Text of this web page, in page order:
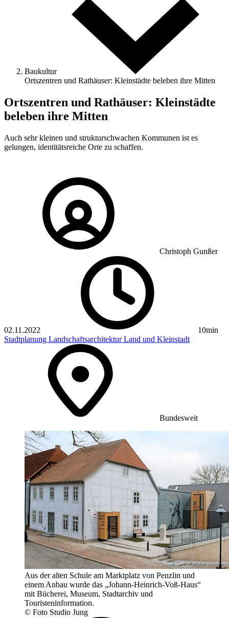
Baukultur
Ortszentren und Rathäuser: Kleinstädte beleben ihre Mitten
Ortszentren und Rathäuser: Kleinstädte
beleben ihre Mitten
Auch sehr kleinen und strukturschwachen Kommunen ist es
gelungen, identitätsreiche Orte zu schaffen.
Christoph Gunßer
02.11.2022
10min
Stadtplanung LandschaftsarchitekturLand und Kleinstadt
Bundesweit
Aus der alten Schule am Marktplatz von Penzlin und
einem Anbau wurde das „Johann-Heinrich-Voß-Haus“
mit Bücherei, Museum, Stadtarchiv und
Touristeninformation.
© Foto Studio Jung